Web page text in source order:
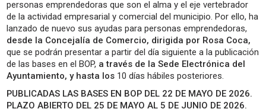
personas emprendedoras que son el alma y el eje vertebrador
de la actividad empresarial y comercial del municipio. Por ello, ha
lanzado de nuevo sus ayudas para personas emprendedoras,
desde la Concejalía de Comercio, dirigida por Rosa Coca,
que se podrán presentar a partir del día siguiente a la publicación
de las bases en el BOP, a través de la Sede Electrónica del
Ayuntamiento, y hasta los 10 días hábiles posteriores.
PUBLICADAS LAS BASES EN BOP DEL 22 DE MAYO DE 2026.
PLAZO ABIERTO DEL 25 DE MAYO AL 5 DE JUNIO DE 2026.